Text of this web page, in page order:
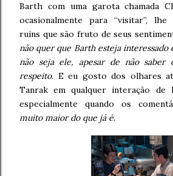
Barth com uma garota chamada
ocasionalmente para “visitar”, lhe
ruins que são fruto de seus
não quer que Barth esteja interessado
não seja ele, apesar de não saber
respeito. E eu gosto dos olhares
Tanrak em qualquer interação de
especialmente quando os
muito maior do que já é.